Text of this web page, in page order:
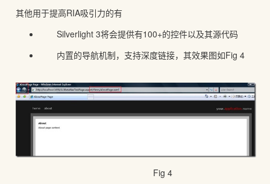
其他用于提高RIA吸引力的有
Silverlight 3将会提供有100+的控件以及其源代码
内置的导航机制，支持深度链接，其效果图如Fig 4
Fig 4